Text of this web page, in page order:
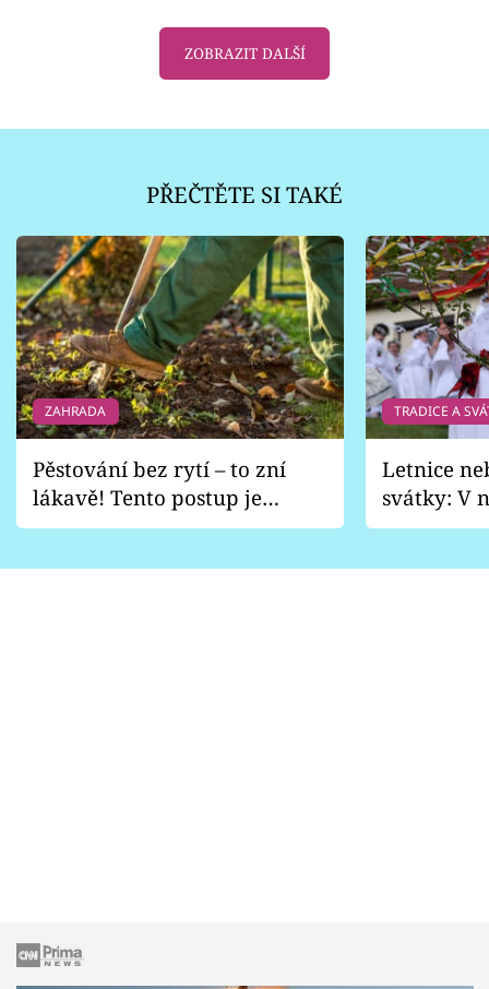
ZOBRAZIT DALŠÍ
PŘEČTĚTE SI TAKÉ
ZAHRADA
Pěstování bez rytí – to zní
lákavě! Tento postup je
vhodný jen pro některé
TRADICE A
Letnice
svátky: V
pondělí